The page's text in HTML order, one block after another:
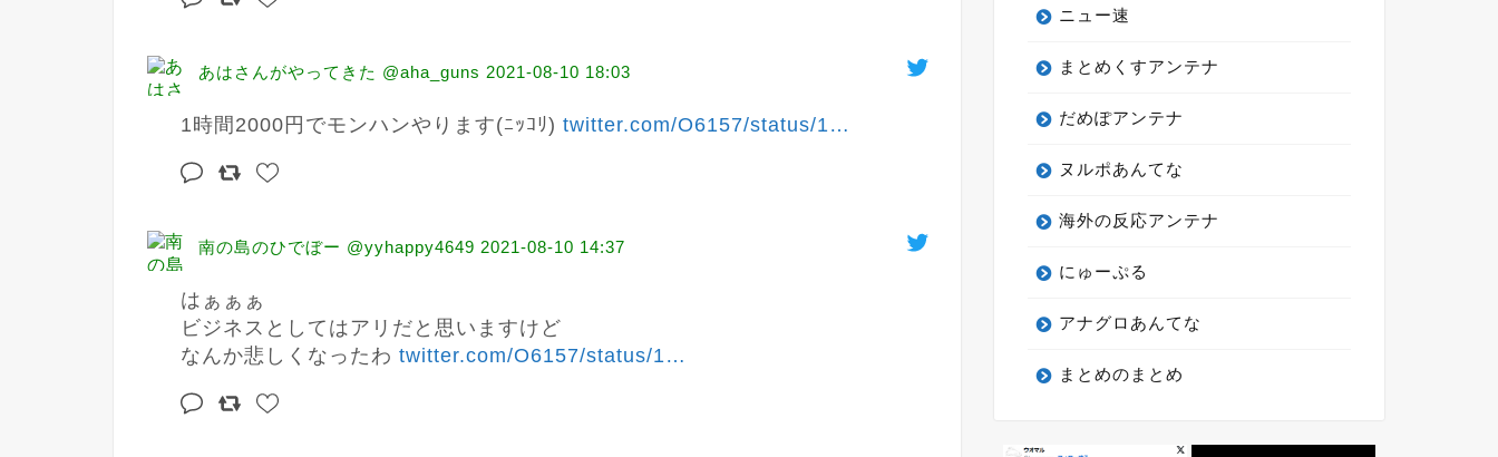
あはさんがやってきた @aha_guns 2021-08-10 18:03
1時間2000円でモンハンやります(ﾆｯｺﾘ) twitter.com/O6157/status/1…
南の島のひでぼー @yyhappy4649 2021-08-10 14:37
はぁぁぁ
ビジネスとしてはアリだと思いますけど
なんか悲しくなったわ twitter.com/O6157/status/1…
ニュー速
まとめくすアンテナ
だめぽアンテナ
ヌルポあんてな
海外の反応アンテナ
にゅーぷる
アナグロあんてな
まとめのまとめ